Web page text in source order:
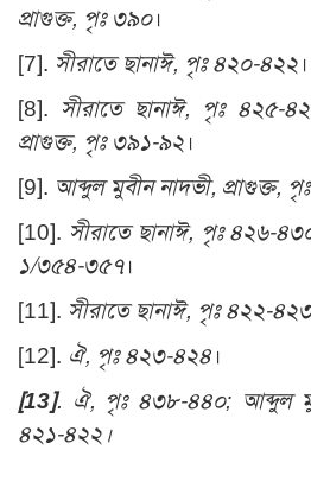
প্রাগুক্ত, পৃঃ ৩৯০।
[7]. সীরাতে ছানাঈ, পৃঃ ৪২০-৪২২ ।
[8]. সীরাতে ছানাঈ, পৃঃ ৪২৫-
প্রাগুক্ত, পৃঃ ৩৯১-৯২ ।
[9]. আব্দুল মুবীন নাদভী, প্রাগুক্ত,
[10]. সীরাতে ছানাঈ, পৃঃ ৪২৬-
১/৩৫৪-৩৫৭।
[11]. সীরাতে ছানাঈ, পৃঃ ৪২২-৪২৩
[12]. ঐ, পৃঃ ৪২৩-৪২৪ ।
[13]. ঐ, পৃঃ ৪৩৮-৪৪০; আব্দুল
৪২১-৪২২।